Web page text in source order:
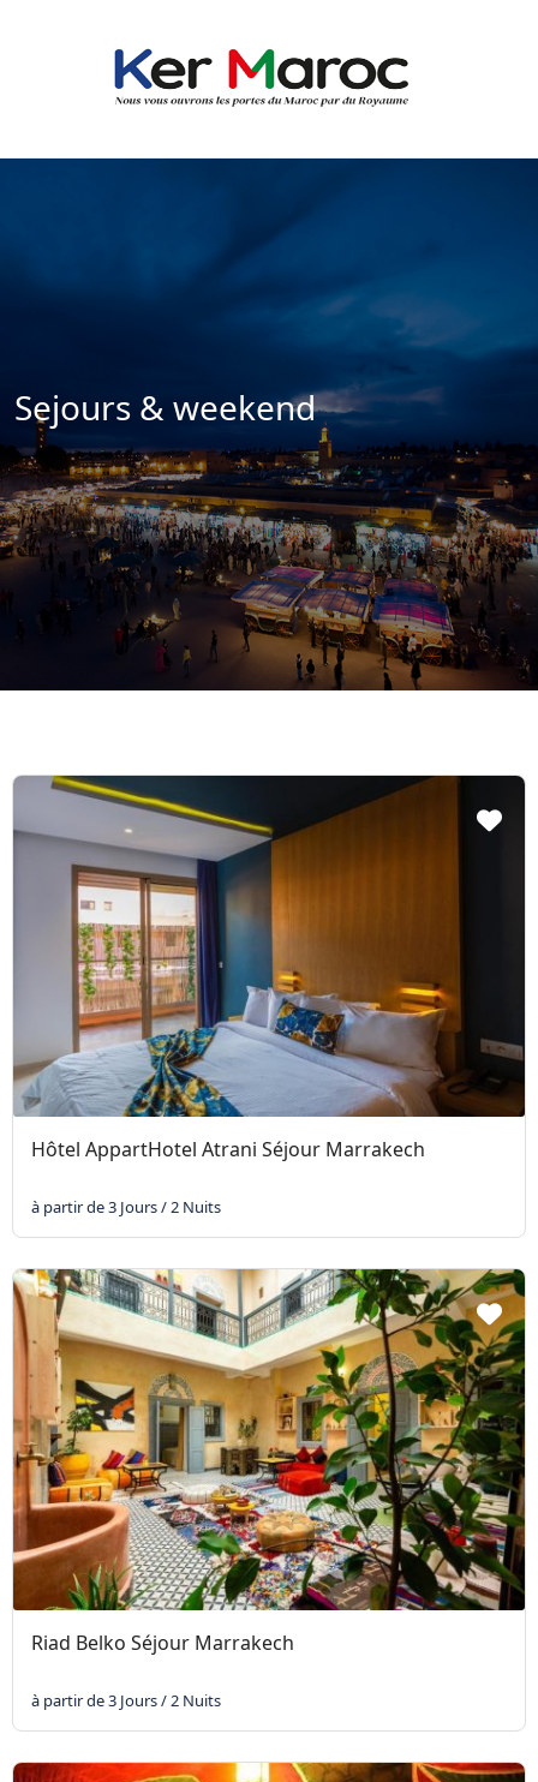
Sejours & weekend
Hôtel AppartHotel Atrani Séjour Marrakech
à partir de 3 Jours / 2 Nuits
Riad Belko Séjour Marrakech
à partir de 3 Jours / 2 Nuits